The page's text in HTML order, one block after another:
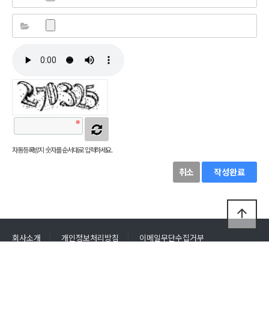
자동등록방지 숫자를 순서대로 입력하세요.
취소 작성완료
회사소개 개인정보처리방침 이메일무단수집거부
arrow_upward